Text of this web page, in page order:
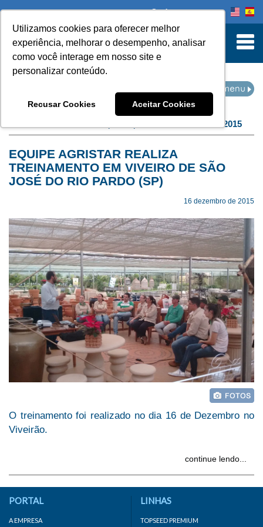
Utilizamos cookies para oferecer melhor
experiência, melhorar o desempenho, analisar
como você interage em nosso site e
personalizar conteúdo.
Recusar Cookies Aceitar Cookies
to Content
Onde comprar
dezembro de 2015
EQUIPE AGRISTAR REALIZA
TREINAMENTO EM VIVEIRO DE SÃO
JOSÉ DO RIO PARDO (SP)
16 dezembro de 2015
O treinamento foi realizado no dia 16 de Dezembro no
Viveirão.
continue lendo...
PORTAL
A EMPRESA
LINHAS
TOPSEED PREMIUM